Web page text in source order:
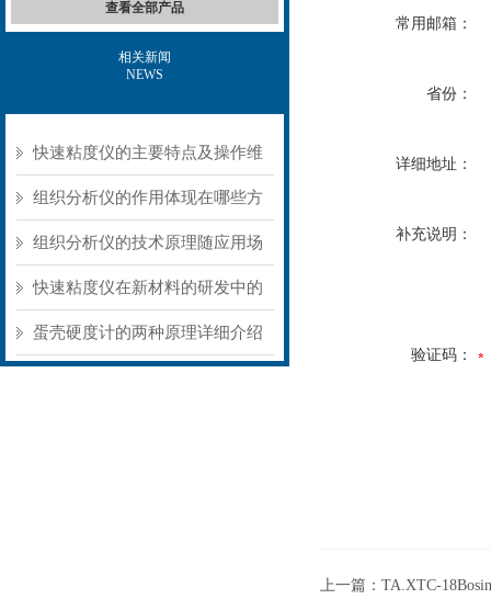
查看全部产品
相关新闻
NEWS
快速粘度仪的主要特点及操作维
护方式
组织分析仪的作用体现在哪些方
面？
组织分析仪的技术原理随应用场
景不同存在明显差异
快速粘度仪在新材料的研发中的
应用
蛋壳硬度计的两种原理详细介绍
常用邮箱：
省份：
详细地址：
补充说明：
验证码：
上一篇： TA.XTC-